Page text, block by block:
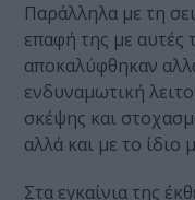
Παράλληλα µε τη
επαφή της µε αυτές
αποκαλύφθηκαν
ενδυναµωτική
σκέψης και
αλλά και µε το ίδιο
Στα εγκαίνια της